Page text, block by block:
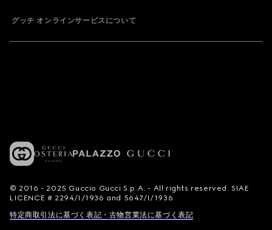
グッチ オンラインサービスについて
© 2016 - 2025 Guccio Gucci S.p.A. - All rights reserved. SIAE
LICENCE # 2294/I/1936 and 5647/I/1936
特定商取引法に基づく表記・古物営業法に基づく表記